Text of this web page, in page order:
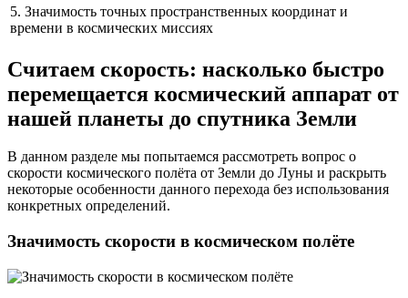
5. Значимость точных пространственных координат и
времени в космических миссиях
Считаем скорость: насколько быстро
перемещается космический аппарат от
нашей планеты до спутника Земли
В данном разделе мы попытаемся рассмотреть вопрос о
скорости космического полёта от Земли до Луны и раскрыть
некоторые особенности данного перехода без использования
конкретных определений.
Значимость скорости в космическом полёте